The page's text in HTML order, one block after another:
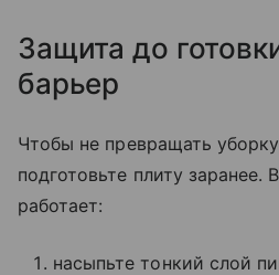
Защита до
барьер
Чтобы не превращать
подготовьте плиту заранее.
работает:
насыпьте тонкий слой